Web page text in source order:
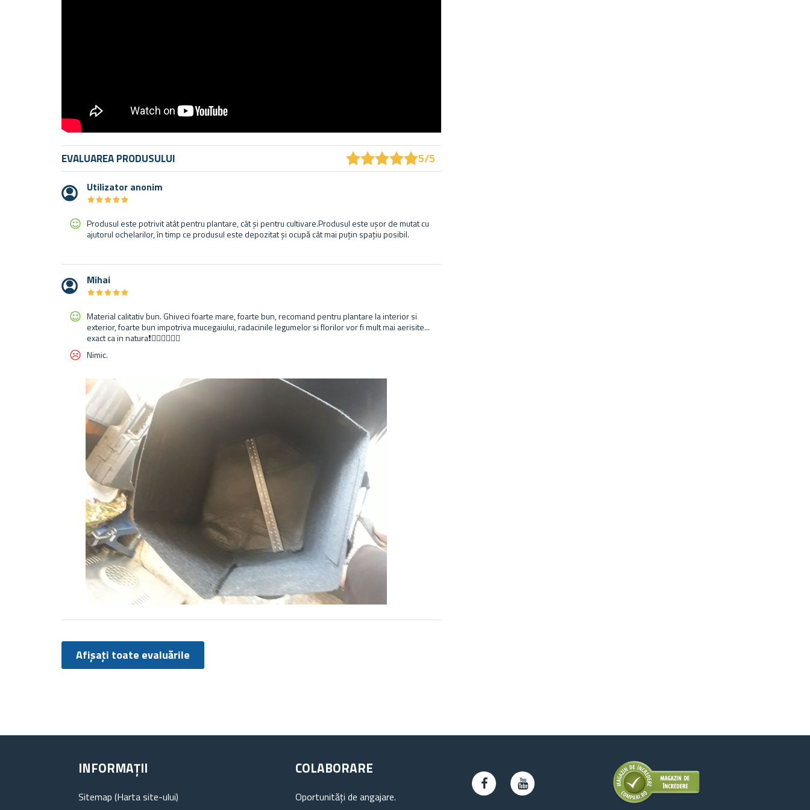
EVALUAREA PRODUSULUI ★★★★★
★★★★★5/5
Utilizator anonim
★★★★★
★★★★★
Produsul este potrivit atât pentru plantare, cât și pentru cultivare.Produsul este ușor de mutat cu
ajutorul ochelarilor, în timp ce produsul este depozitat și ocupă cât mai puțin spațiu posibil.
Mihai
★★★★★
★★★★★
Material calitativ bun. Ghiveci foarte mare, foarte bun, recomand pentru plantare la interior si
exterior, foarte bun impotriva mucegaiului, radacinile legumelor si florilor vor fi mult mai aerisite...
exact ca in natura❗✌🏻💙💚💛🧡
Nimic.
Afișați toate evaluările
INFORMAȚII
Sitemap (Harta site-ului)
COLABORARE
Oportunități de angajare.